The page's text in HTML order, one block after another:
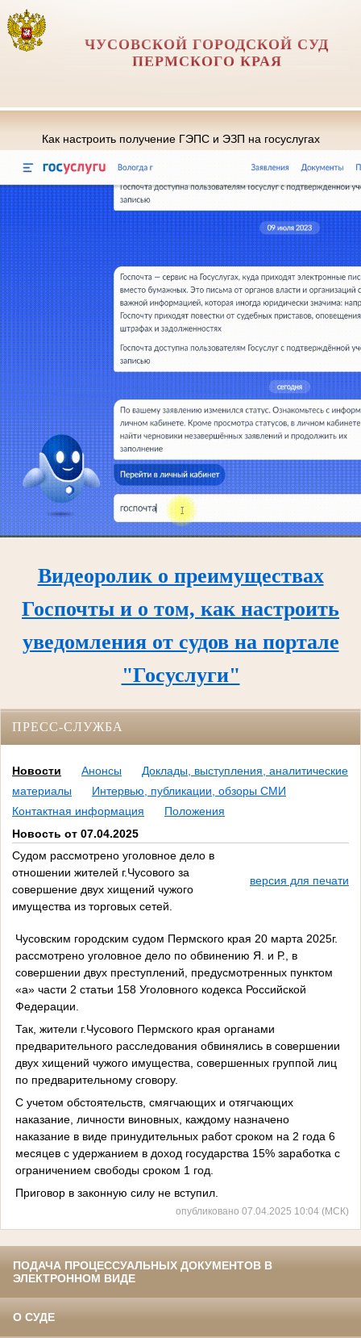
ЧУСОВСКОЙ ГОРОДСКОЙ СУД
ПЕРМСКОГО КРАЯ
Как настроить получение ГЭПС и ЭЗП на госуслугах
Видеоролик о преимуществах
Госпочты и о том, как настроить
уведомления от судов на портале
"Госуслуги"
ПРЕСС-СЛУЖБА
Новости Анонсы
Доклады, выступления, аналитические
материалы
Интервью, публикации, обзоры СМИ
Контактная информация
Положения
Новость от 07.04.2025
Судом рассмотрено уголовное дело в
отношении жителей г.Чусового за
совершение двух хищений чужого
имущества из торговых сетей.
версия для печати
Чусовским городским судом Пермского края 20 марта 2025г.
рассмотрено уголовное дело по обвинению Я. и Р., в
совершении двух преступлений, предусмотренных пунктом
«а» части 2 статьи 158 Уголовного кодекса Российской
Федерации.
Так, жители г.Чусового Пермского края органами
предварительного расследования обвинялись в совершении
двух хищений чужого имущества, совершенных группой лиц
по предварительному сговору.
С учетом обстоятельств, смягчающих и отягчающих
наказание, личности виновных, каждому назначено
наказание в виде принудительных работ сроком на 2 года 6
месяцев с удержанием в доход государства 15% заработка с
ограничением свободы сроком 1 год.
Приговор в законную силу не вступил.
опубликовано 07.04.2025 10:04 (МСК)
ПОДАЧА ПРОЦЕССУАЛЬНЫХ ДОКУМЕНТОВ В
ЭЛЕКТРОННОМ ВИДЕ
О СУДЕ